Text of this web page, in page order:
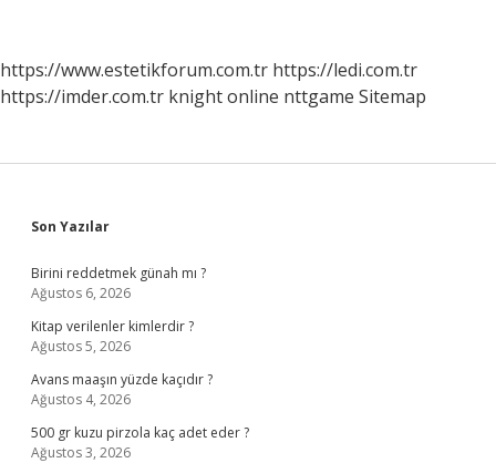
https://www.estetikforum.com.tr https://ledi.com.tr
https://imder.com.tr knight online nttgame Sitemap
Sidebar
Son Yazılar
Birini reddetmek günah mı ?
Ağustos 6, 2026
Kitap verilenler kimlerdir ?
Ağustos 5, 2026
Avans maaşın yüzde kaçıdır ?
Ağustos 4, 2026
500 gr kuzu pirzola kaç adet eder ?
Ağustos 3, 2026